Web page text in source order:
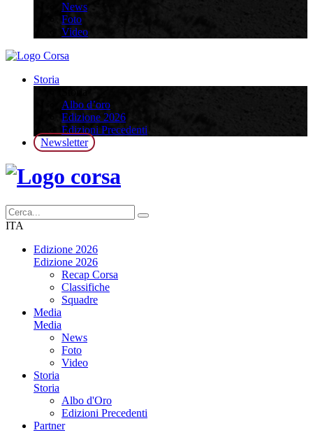
News
Foto
Video
Storia
Albo d’oro
Edizione 2026
Edizioni Precedenti
Newsletter
ITA
Edizione 2026
Edizione 2026
Recap Corsa
Classifiche
Squadre
Media
Media
News
Foto
Video
Storia
Storia
Albo d'Oro
Edizioni Precedenti
Partner